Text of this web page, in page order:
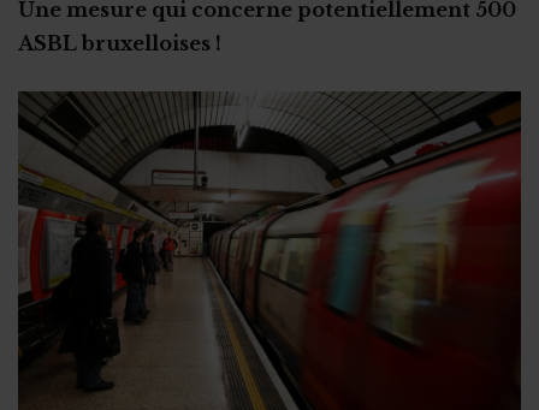
Une mesure qui concerne potentiellement 500
ASBL bruxelloises !